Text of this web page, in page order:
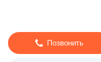
Позвонить